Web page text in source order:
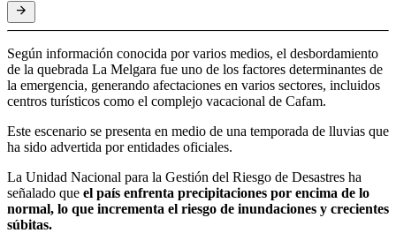
Según información conocida por varios medios, el desbordamiento
de la quebrada La Melgara fue uno de los factores determinantes de
la emergencia, generando afectaciones en varios sectores, incluidos
centros turísticos como el complejo vacacional de Cafam.
Este escenario se presenta en medio de una temporada de lluvias que
ha sido advertida por entidades oficiales.
La Unidad Nacional para la Gestión del Riesgo de Desastres ha
señalado que el país enfrenta precipitaciones por encima de lo
normal, lo que incrementa el riesgo de inundaciones y crecientes
súbitas.